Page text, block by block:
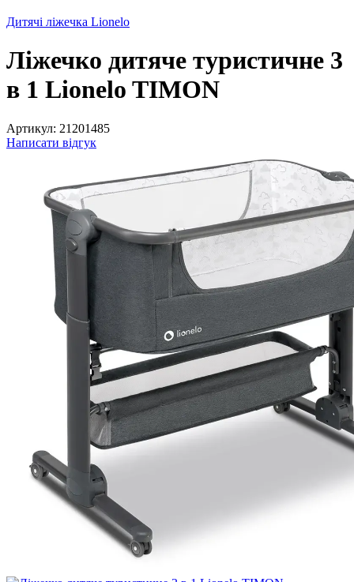
Дитячі ліжечка Lionelo
Ліжечко дитяче туристичне 3
в 1 Lionelo TIMON
Артикул: 21201485
Написати відгук